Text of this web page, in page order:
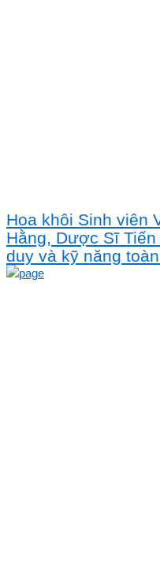
Hoa khôi Sinh viên
Hằng, Dược Sĩ
duy và kỹ năng